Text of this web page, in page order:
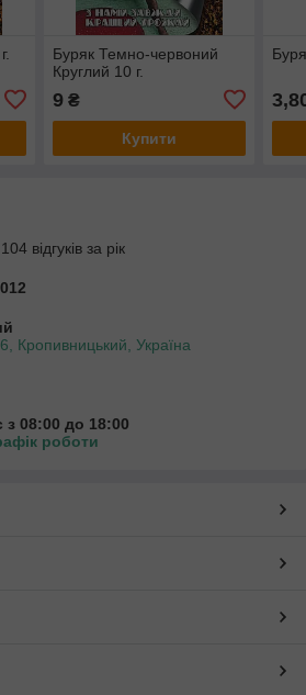
Буряк Темно-червоний
Круглий 10 г.
9₴
Купити
відгуків за рік
Кропивницький, Україна
з 08:00 до 18:00
роботи